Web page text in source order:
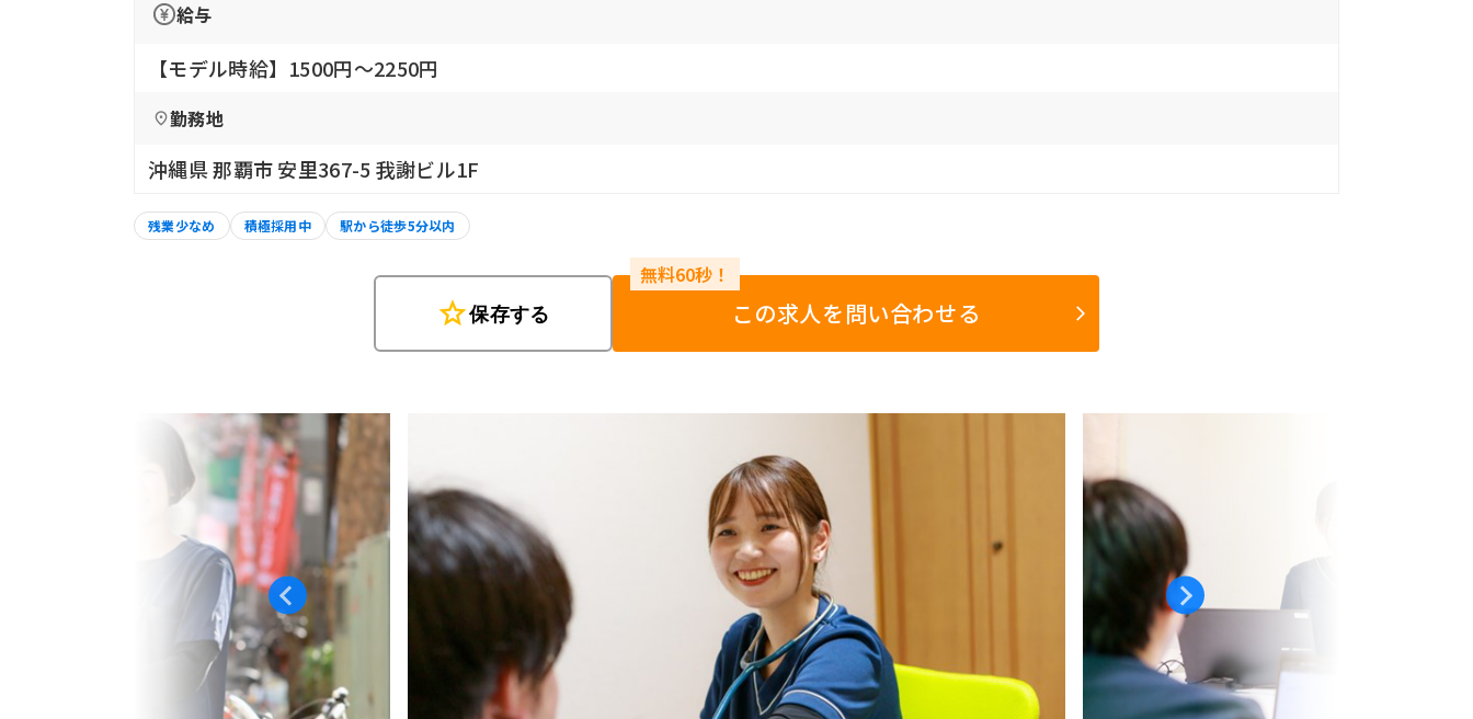
給与
【モデル時給】1500円〜2250円
勤務地
沖縄県 那覇市 安里367-5 我謝ビル1F
残業少なめ 積極採用中 駅から徒歩5分以内
star保存する この求人を問い合わせる